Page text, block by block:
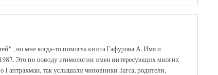
, но мне когда-то помогла книга Гафурова А. Имя и
Это по поводу этимологии имен интересующих многих
Гаптрахман, так услышали чиновники Загса, родители,